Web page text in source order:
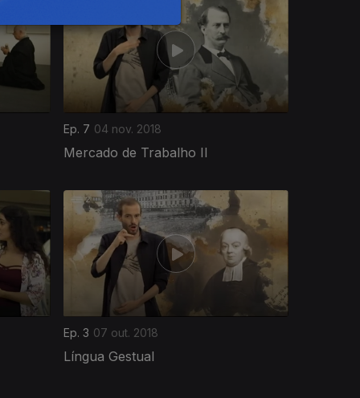
Ep. 7 04 nov. 2018
Mercado de Trabalho II
Ep. 3 07 out. 2018
Língua Gestual